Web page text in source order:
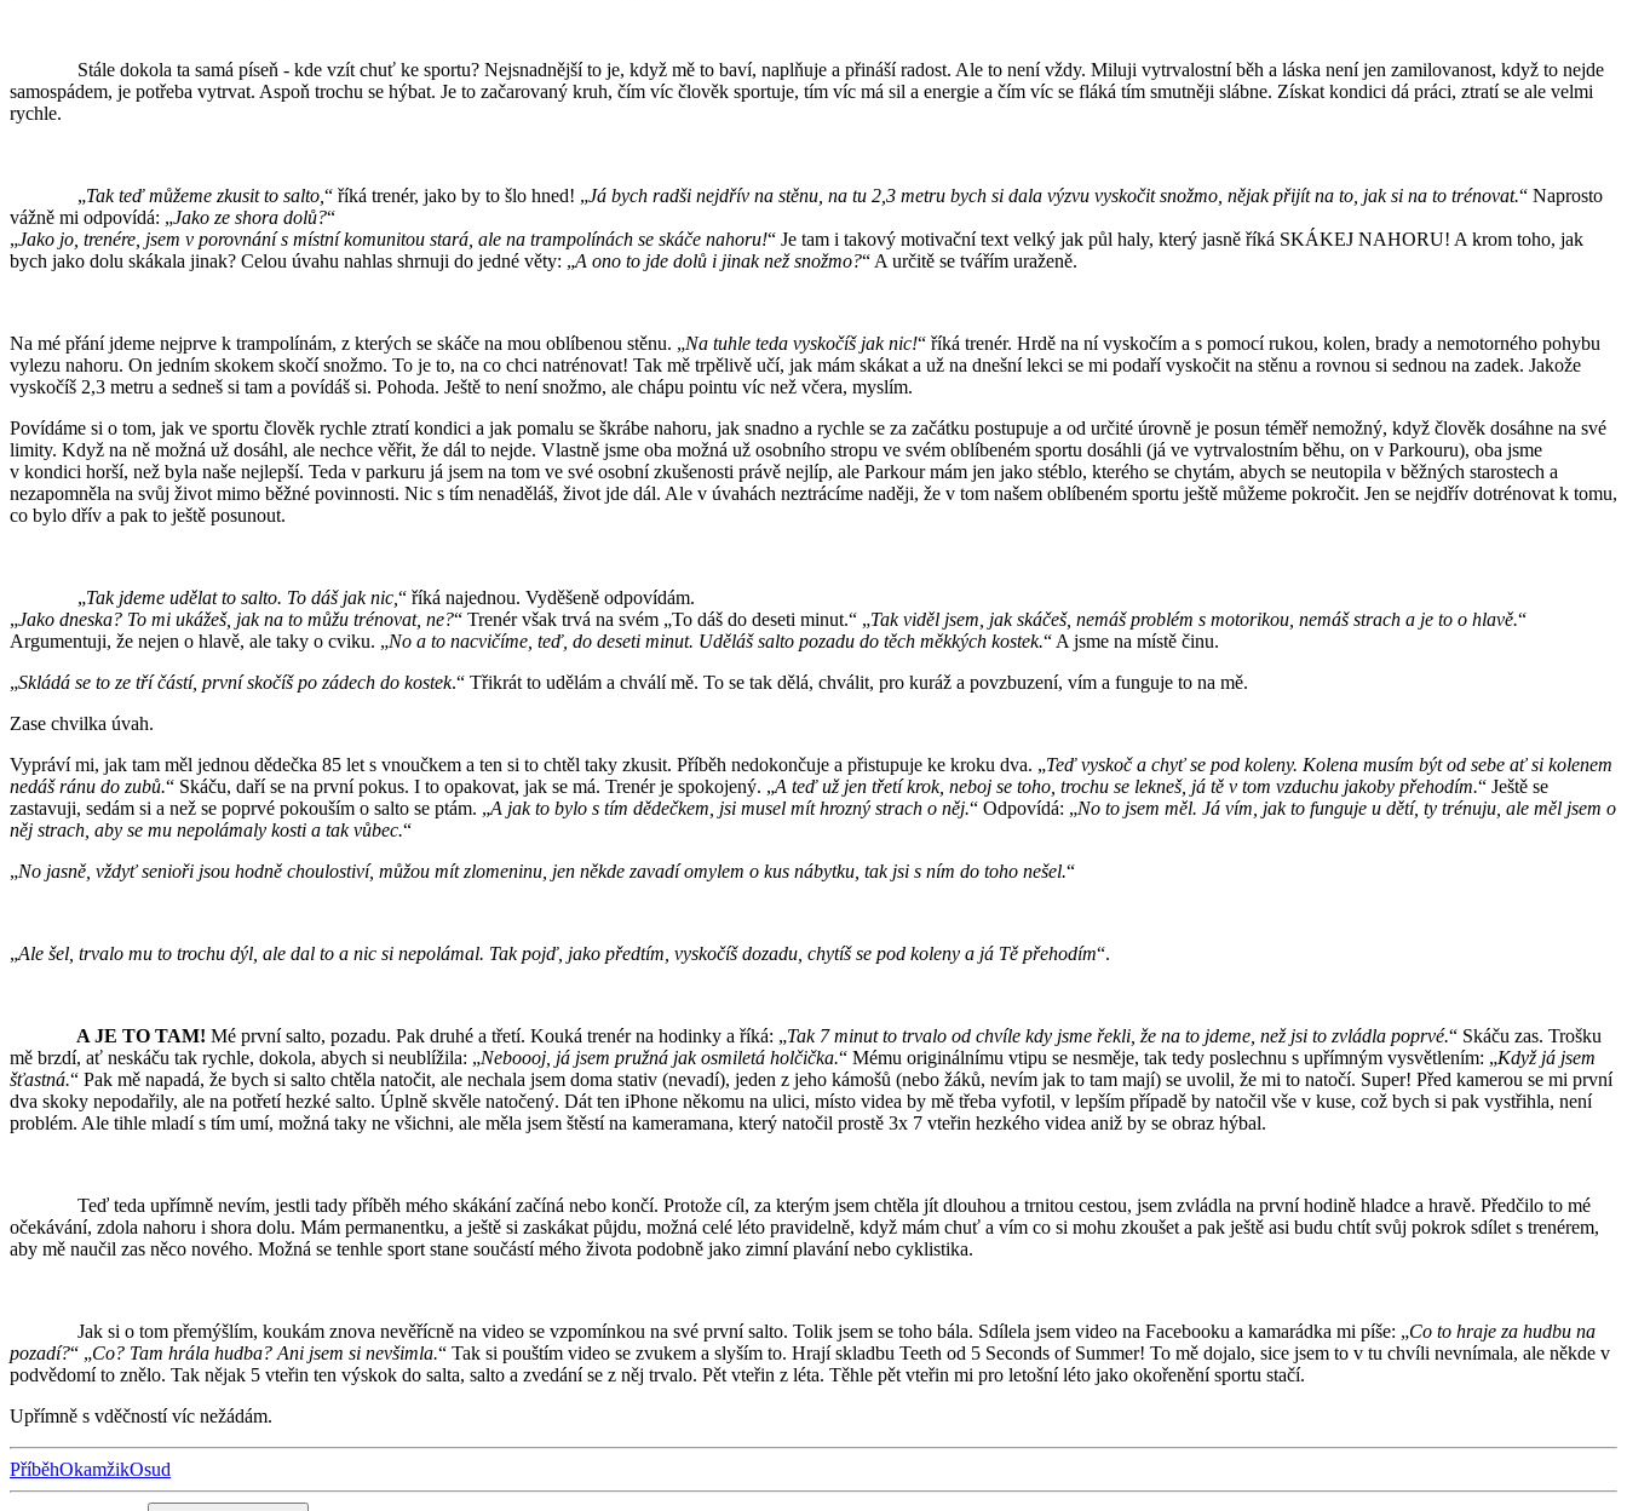
Stále dokola ta samá píseň - kde vzít chuť ke sportu? Nejsnadnější to je, když mě to baví, naplňuje a přináší radost. Ale to není vždy. Miluji vytrvalostní běh a láska není jen zamilovanost, když to nejde
samospádem, je potřeba vytrvat. Aspoň trochu se hýbat. Je to začarovaný kruh, čím víc člověk sportuje, tím víc má sil a energie a čím víc se fláká tím smutněji slábne. Získat kondici dá práci, ztratí se ale velmi
rychle.
„Tak teď můžeme zkusit to salto,“ říká trenér, jako by to šlo hned! „Já bych radši nejdřív na stěnu, na tu 2,3 metru bych si dala výzvu vyskočit snožmo, nějak přijít na to, jak si na to trénovat.“ Naprosto
vážně mi odpovídá: „Jako ze shora dolů?“
„Jako jo, trenére, jsem v porovnání s místní komunitou stará, ale na trampolínách se skáče nahoru!“ Je tam i takový motivační text velký jak půl haly, který jasně říká SKÁKEJ NAHORU! A krom toho, jak
bych jako dolu skákala jinak? Celou úvahu nahlas shrnuji do jedné věty: „A ono to jde dolů i jinak než snožmo?“ A určitě se tvářím uraženě.
Na mé přání jdeme nejprve k trampolínám, z kterých se skáče na mou oblíbenou stěnu. „Na tuhle teda vyskočíš jak nic!“ říká trenér. Hrdě na ní vyskočím a s pomocí rukou, kolen, brady a nemotorného pohybu
vylezu nahoru. On jedním skokem skočí snožmo. To je to, na co chci natrénovat! Tak mě trpělivě učí, jak mám skákat a už na dnešní lekci se mi podaří vyskočit na stěnu a rovnou si sednou na zadek. Jakože
vyskočíš 2,3 metru a sedneš si tam a povídáš si. Pohoda. Ještě to není snožmo, ale chápu pointu víc než včera, myslím.
Povídáme si o tom, jak ve sportu člověk rychle ztratí kondici a jak pomalu se škrábe nahoru, jak snadno a rychle se za začátku postupuje a od určité úrovně je posun téměř nemožný, když člověk dosáhne na své
limity. Když na ně možná už dosáhl, ale nechce věřit, že dál to nejde. Vlastně jsme oba možná už osobního stropu ve svém oblíbeném sportu dosáhli (já ve vytrvalostním běhu, on v Parkouru), oba jsme
v kondici horší, než byla naše nejlepší. Teda v parkuru já jsem na tom ve své osobní zkušenosti právě nejlíp, ale Parkour mám jen jako stéblo, kterého se chytám, abych se neutopila v běžných starostech a
nezapomněla na svůj život mimo běžné povinnosti. Nic s tím nenaděláš, život jde dál. Ale v úvahách neztrácíme naději, že v tom našem oblíbeném sportu ještě můžeme pokročit. Jen se nejdřív dotrénovat k tomu,
co bylo dřív a pak to ještě posunout.
„Tak jdeme udělat to salto. To dáš jak nic,“ říká najednou. Vyděšeně odpovídám.
„Jako dneska? To mi ukážeš, jak na to můžu trénovat, ne?“ Trenér však trvá na svém „To dáš do deseti minut.“ „Tak viděl jsem, jak skáčeš, nemáš problém s motorikou, nemáš strach a je to o hlavě.“
Argumentuji, že nejen o hlavě, ale taky o cviku. „No a to nacvičíme, teď, do deseti minut. Uděláš salto pozadu do těch měkkých kostek.“ A jsme na místě činu.
„Skládá se to ze tří částí, první skočíš po zádech do kostek.“ Třikrát to udělám a chválí mě. To se tak dělá, chválit, pro kuráž a povzbuzení, vím a funguje to na mě.
Zase chvilka úvah.
Vypráví mi, jak tam měl jednou dědečka 85 let s vnoučkem a ten si to chtěl taky zkusit. Příběh nedokončuje a přistupuje ke kroku dva. „Teď vyskoč a chyť se pod koleny. Kolena musím být od sebe ať si kolenem
nedáš ránu do zubů.“ Skáču, daří se na první pokus. I to opakovat, jak se má. Trenér je spokojený. „A teď už jen třetí krok, neboj se toho, trochu se lekneš, já tě v tom vzduchu jakoby přehodím.“ Ještě se
zastavuji, sedám si a než se poprvé pokouším o salto se ptám. „A jak to bylo s tím dědečkem, jsi musel mít hrozný strach o něj.“ Odpovídá: „No to jsem měl. Já vím, jak to funguje u dětí, ty trénuju, ale měl jsem o
něj strach, aby se mu nepolámaly kosti a tak vůbec.“
„No jasně, vždyť senioři jsou hodně choulostiví, můžou mít zlomeninu, jen někde zavadí omylem o kus nábytku, tak jsi s ním do toho nešel.“
„Ale šel, trvalo mu to trochu dýl, ale dal to a nic si nepolámal. Tak pojď, jako předtím, vyskočíš dozadu, chytíš se pod koleny a já Tě přehodím“.
A JE TO TAM! Mé první salto, pozadu. Pak druhé a třetí. Kouká trenér na hodinky a říká: „Tak 7 minut to trvalo od chvíle kdy jsme řekli, že na to jdeme, než jsi to zvládla poprvé.“ Skáču zas. Trošku
mě brzdí, ať neskáču tak rychle, dokola, abych si neublížila: „Neboooj, já jsem pružná jak osmiletá holčička.“ Mému originálnímu vtipu se nesměje, tak tedy poslechnu s upřímným vysvětlením: „Když já jsem
šťastná.“ Pak mě napadá, že bych si salto chtěla natočit, ale nechala jsem doma stativ (nevadí), jeden z jeho kámošů (nebo žáků, nevím jak to tam mají) se uvolil, že mi to natočí. Super! Před kamerou se mi první
dva skoky nepodařily, ale na potřetí hezké salto. Úplně skvěle natočený. Dát ten iPhone někomu na ulici, místo videa by mě třeba vyfotil, v lepším případě by natočil vše v kuse, což bych si pak vystřihla, není
problém. Ale tihle mladí s tím umí, možná taky ne všichni, ale měla jsem štěstí na kameramana, který natočil prostě 3x 7 vteřin hezkého videa aniž by se obraz hýbal.
Teď teda upřímně nevím, jestli tady příběh mého skákání začíná nebo končí. Protože cíl, za kterým jsem chtěla jít dlouhou a trnitou cestou, jsem zvládla na první hodině hladce a hravě. Předčilo to mé
očekávání, zdola nahoru i shora dolu. Mám permanentku, a ještě si zaskákat půjdu, možná celé léto pravidelně, když mám chuť a vím co si mohu zkoušet a pak ještě asi budu chtít svůj pokrok sdílet s trenérem,
aby mě naučil zas něco nového. Možná se tenhle sport stane součástí mého života podobně jako zimní plavání nebo cyklistika.
Jak si o tom přemýšlím, koukám znova nevěřícně na video se vzpomínkou na své první salto. Tolik jsem se toho bála. Sdílela jsem video na Facebooku a kamarádka mi píše: „Co to hraje za hudbu na
pozadí?“ „Co? Tam hrála hudba? Ani jsem si nevšimla.“ Tak si pouštím video se zvukem a slyším to. Hrají skladbu Teeth od 5 Seconds of Summer! To mě dojalo, sice jsem to v tu chvíli nevnímala, ale někde v
podvědomí to znělo. Tak nějak 5 vteřin ten výskok do salta, salto a zvedání se z něj trvalo. Pět vteřin z léta. Těhle pět vteřin mi pro letošní léto jako okořenění sportu stačí.
Upřímně s vděčností víc nežádám.
PříběhOkamžikOsud